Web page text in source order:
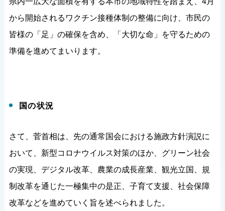
から開始されるワクチン接種体制の整備に向け、市民の
皆様の「足」の確保を含め、「大切な命」を守るための
準備を進めてまいります。
国の状況
さて、菅首相は、先の通常国会における施政方針演説に
おいて、新型コロナウイルス対策のほか、グリーン社会
の実現、デジタル改革、農業の成長産業、観光立国、規
制改革を通じた一極集中の是正、子育て支援、社会保障
改革などを進めていく旨を述べられました。